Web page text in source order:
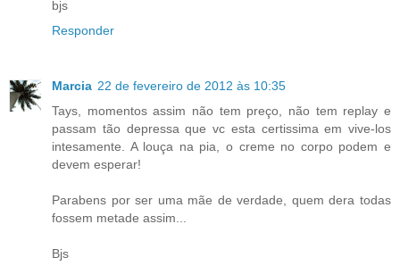
bjs
Responder
Marcia 22 de fevereiro de 2012 às 10:35
Tays, momentos assim não tem preço, não tem replay e
passam tão depressa que vc esta certissima em vive-los
intesamente. A louça na pia, o creme no corpo podem e
devem esperar!
Parabens por ser uma mãe de verdade, quem dera todas
fossem metade assim...
Bjs